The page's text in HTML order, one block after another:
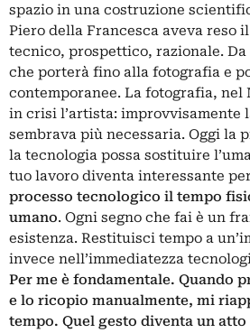
spazio in una costruzione
Piero della Francesca aveva reso
tecnico, prospettico, razionale.
che porterà fino alla fotografia e
contemporanee. La fotografia, nel
in crisi l’artista: improvvisamente
sembrava più necessaria. Oggi la
la tecnologia possa sostituire
tuo lavoro diventa interessante
processo tecnologico il tempo
umano. Ogni segno che fai è un
esistenza. Restituisci tempo a
invece nell’immediatezza
Per me è fondamentale. Quando
e lo ricopio manualmente, mi
tempo. Quel gesto diventa un